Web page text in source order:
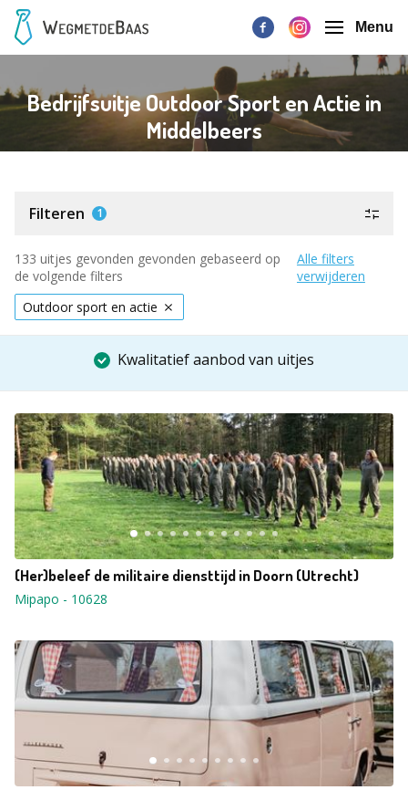
Menu
Bedrijfsuitje Outdoor Sport en Actie in
Middelbeers
Filteren 1
133 uitjes gevonden gevonden gebaseerd op
de volgende filters
Alle filters
verwijderen
Outdoor sport en actie
Kwalitatief aanbod van uitjes
(Her)beleef de militaire diensttijd in Doorn (Utrecht)
Mipapo - 10628